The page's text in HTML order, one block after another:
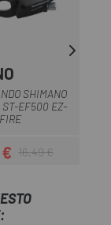
SHIMANO
ST-EF500 EZ-
FIRE
Prezzo
€Prezzo base
16,49 €